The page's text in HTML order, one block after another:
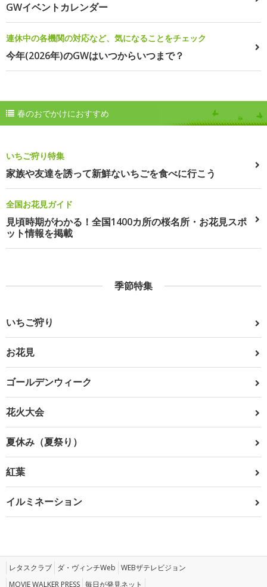
GWイベントカレンダー
連休中の各機関の対応など、気になることをチェック
今年(2026年)のGWはいつからいつまで？
春のおでかけにおすすめ
いちご狩り特集
家族や友達を誘って新鮮ないちごを食べに行こう
全国お花見ガイド
見頃時期がわかる！全国1400カ所の桜名所・お花見スポ
ット情報を掲載
季節特集
いちご狩り
お花見
ゴールデンウィーク
花火大会
夏休み（夏祭り）
紅葉
イルミネーション
レタスクラブ ダ・ヴィンチWeb WEBザテレビジョン
MOVIE WALKER PRESS 毎日が発見ネット